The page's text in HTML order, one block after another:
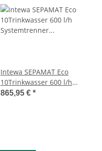
Intewa SEPAMAT Eco
10Trinkwasser 600 l/h
Systemtrenner Kategorie 5
865,95 € *